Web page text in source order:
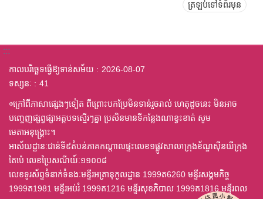
ត្រឡប់ទៅទំព័រមុន
:::
កាលបរិច្ឆេទធ្វើឱ្យទាន់សម័យ
2026-08-07
ទស្សនៈ
41
◎ក្រៅពីភាសាផ្សេងៗទៀត ពីព្រោះបកប្រែមិនទាន់រួចរាល់ ហេតុដូចនេះ មិនអាច
បញ្ចេញផ្សព្វផ្សាអត្តបទស្មើរៗគ្នា ប្រសិនមានទីកន្លែងណាខ្វះខាត់ សូម
មេតាអនុង្គ្រោះ។
អាស័យដ្ឋានៈជាន់ទី៩តំបន់ភាគកណ្តាលផ្ទះលេខ១ផ្លូវសាលាក្រុងខ័ណ្ឌស៊ីនយីក្រុង
តៃប៉េ លេខប្រៃសណីយ៍ៈ១១០០៨
លេខទូរស័ព្ទទំនាក់ទំនងៈមន្ទីរអត្រានុកូលដ្ឋាន 1999ត6260 មន្ទីរសង្គមកិច្ច
1999ត1981 មន្ទីរអប់រំ 1999ត1216 មន្ទីរសុខភិបាល 1999ត1816 មន្ទីរពល